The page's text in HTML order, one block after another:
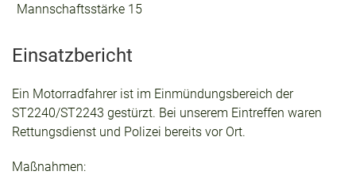
Mannschaftsstärke 15
Einsatzbericht
Ein Motorradfahrer ist im Einmündungsbereich der
ST2240/ST2243 gestürzt. Bei unserem Eintreffen waren
Rettungsdienst und Polizei bereits vor Ort.
Maßnahmen: